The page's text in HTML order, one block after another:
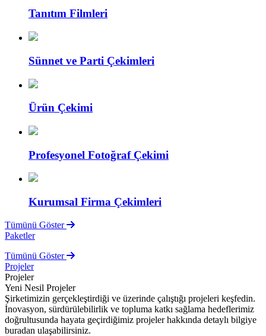
Tanıtım Filmleri
Sünnet ve Parti Çekimleri
Ürün Çekimi
Profesyonel Fotoğraf Çekimi
Kurumsal Firma Çekimleri
Tümünü Göster
Paketler
Tümünü Göster
Projeler
Projeler
Yeni Nesil Projeler
Şirketimizin gerçekleştirdiği ve üzerinde çalıştığı projeleri keşfedin.
İnovasyon, sürdürülebilirlik ve topluma katkı sağlama hedeflerimiz
doğrultusunda hayata geçirdiğimiz projeler hakkında detaylı bilgiye
buradan ulaşabilirsiniz.